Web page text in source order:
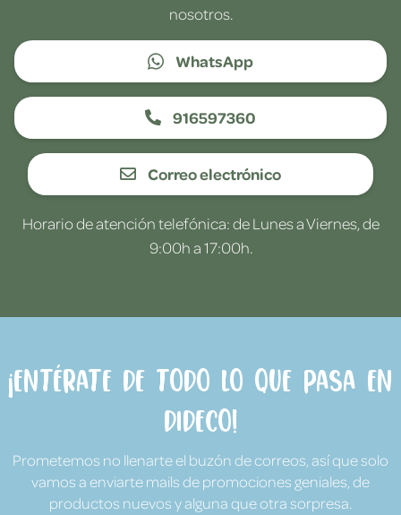
nosotros.
WhatsApp
916597360
Correo electrónico
Horario de atención telefónica: de Lunes a Viernes, de
9:00h a 17:00h.
¡Entérate de todo lo que pasa en
Dideco!
Prometemos no llenarte el buzón de correos, así que solo
vamos a enviarte mails de promociones geniales, de
productos nuevos y alguna que otra sorpresa.